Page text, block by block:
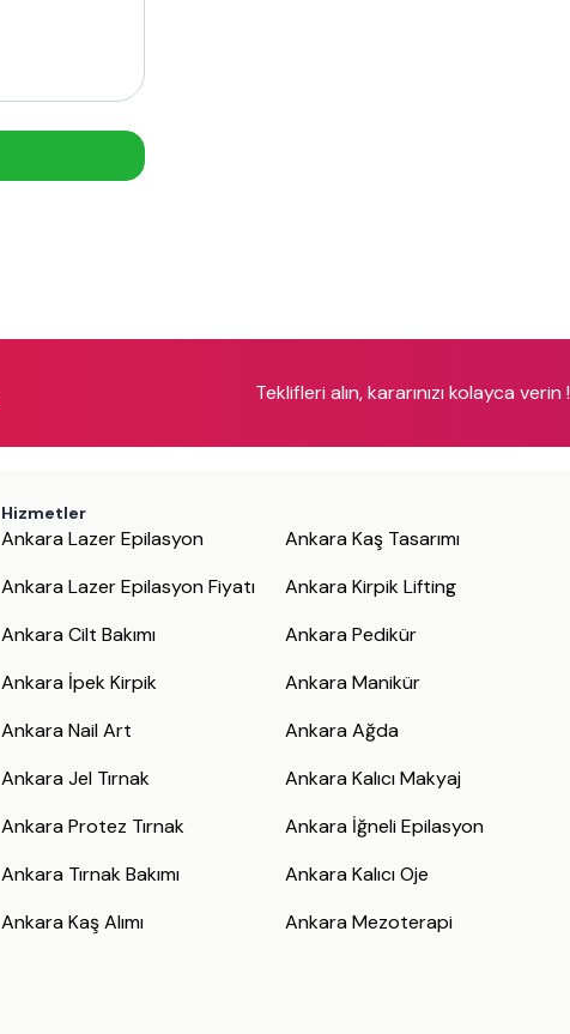
Teklifleri alın, kararınızı kolayca verin !
Hizmetler
Ankara Lazer Epilasyon
Ankara Lazer Epilasyon Fiyatı
Ankara Cilt Bakımı
Ankara İpek Kirpik
Ankara Nail Art
Ankara Jel Tırnak
Ankara Protez Tırnak
Ankara Tırnak Bakımı
Ankara Kaş Alımı
Ankara Kaş Tasarımı
Ankara Kirpik Lifting
Ankara Pedikür
Ankara Manikür
Ankara Ağda
Ankara Kalıcı Makyaj
Ankara İğneli Epilasyon
Ankara Kalıcı Oje
Ankara Mezoterapi